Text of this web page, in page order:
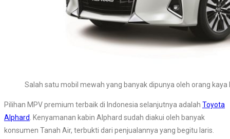
Salah satu mobil mewah yang banyak dipunya oleh orang
Pilihan MPV premium terbaik di Indonesia selanjutnya adalah Toyota
Alphard
. Kenyamanan kabin Alphard sudah diakui oleh banyak
konsumen Tanah Air, terbukti dari penjualannya yang begitu laris.